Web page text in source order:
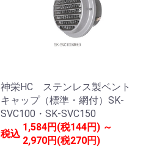
神栄HC ステンレス製ベント
キャップ（標準・網付）SK-
SVC100・SK-SVC150
税込
1,584円(税144円) ～
2,970円(税270円)